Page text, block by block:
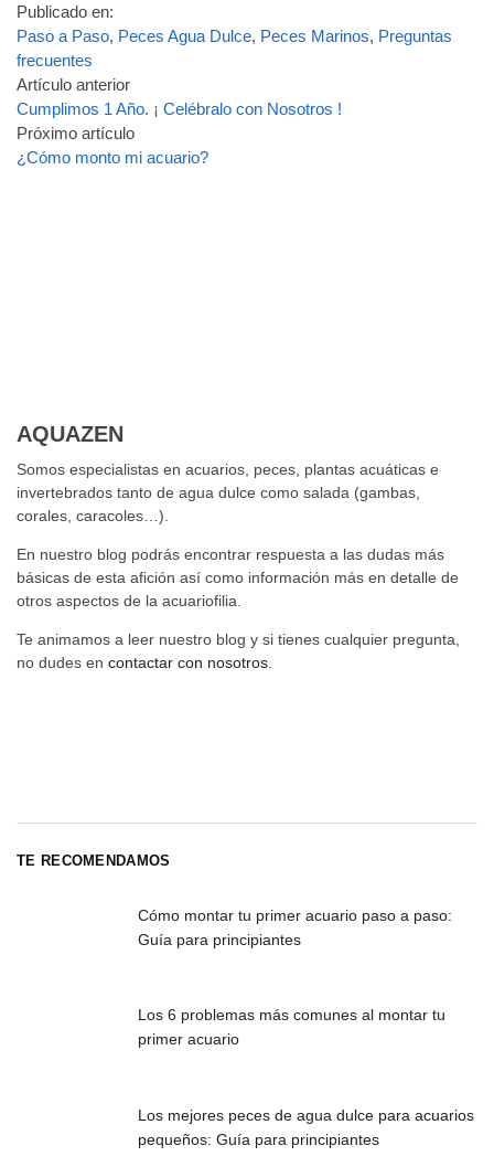
Publicado en:
Paso a Paso, Peces Agua Dulce, Peces Marinos, Preguntas
frecuentes
Artículo anterior
Cumplimos 1 Año. ¡ Celébralo con Nosotros !
Próximo artículo
¿Cómo monto mi acuario?
AQUAZEN
Somos especialistas en acuarios, peces, plantas acuáticas e
invertebrados tanto de agua dulce como salada (gambas,
corales, caracoles…).
En nuestro blog podrás encontrar respuesta a las dudas más
básicas de esta afición así como información más en detalle de
otros aspectos de la acuariofilia.
Te animamos a leer nuestro blog y si tienes cualquier pregunta,
no dudes en contactar con nosotros
TE RECOMENDAMOS
Cómo montar tu primer acuario paso a paso:
Guía para principiantes
Los 6 problemas más comunes al montar tu
primer acuario
Los mejores peces de agua dulce para acuarios
pequeños: Guía para principiantes